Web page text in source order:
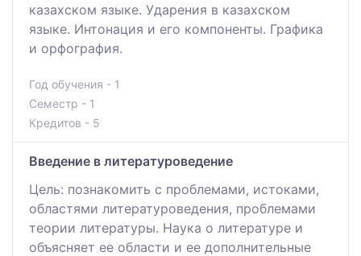
казахском языке. Ударения в казахском
языке. Интонация и его компоненты. Графика
и орфография.
Год обучения - 1
Семестр - 1
Кредитов - 5
Введение в литературоведение
Цель: познакомить с проблемами, истоками,
областями литературоведения, проблемами
теории литературы. Наука о литературе и
объясняет ее области и ее дополнительные